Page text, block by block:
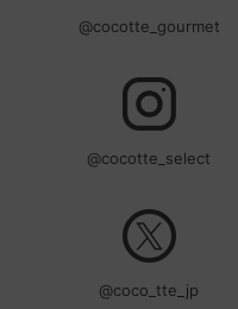
@cocotte_gourmet
@cocotte_select
@coco_tte_jp